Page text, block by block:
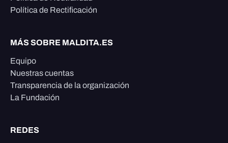
Política de Rectificación
MÁS SOBRE MALDITA.ES
Equipo
Nuestras cuentas
Transparencia de la organización
La Fundación
REDES